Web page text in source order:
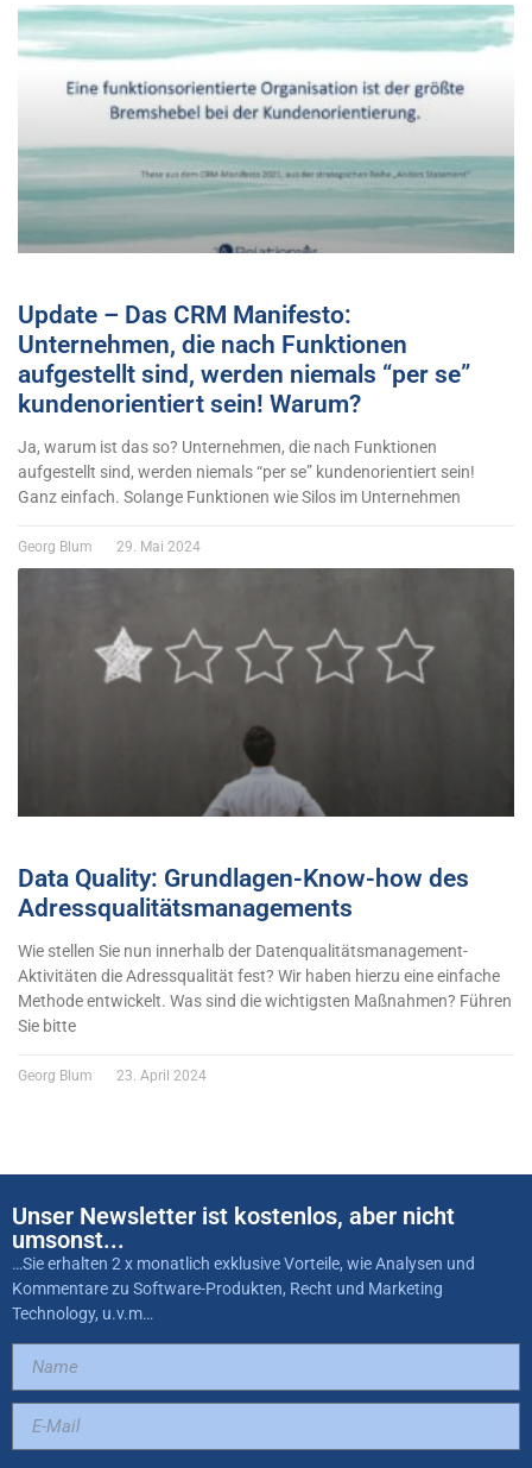
Update – Das CRM Manifesto:
Unternehmen, die nach Funktionen
aufgestellt sind, werden niemals “per se”
kundenorientiert sein! Warum?
Ja, warum ist das so? Unternehmen, die nach Funktionen
aufgestellt sind, werden niemals “per se” kundenorientiert sein!
Ganz einfach. Solange Funktionen wie Silos im Unternehmen
Georg Blum 29. Mai 2024
Data Quality: Grundlagen-Know-how des
Adressqualitätsmanagements
Wie stellen Sie nun innerhalb der Datenqualitätsmanagement-
Aktivitäten die Adressqualität fest? Wir haben hierzu eine einfache
Methode entwickelt. Was sind die wichtigsten Maßnahmen? Führen
Sie bitte
Georg Blum 23. April 2024
Unser Newsletter ist kostenlos, aber nicht
umsonst...
…Sie erhalten 2 x monatlich exklusive Vorteile, wie Analysen und
Kommentare zu Software-Produkten, Recht und Marketing
Technology, u.v.m…